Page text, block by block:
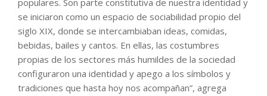
se iniciaron como un espacio de sociabilidad propio del
siglo XIX, donde se intercambiaban ideas, comidas,
bebidas, bailes y cantos. En ellas, las costumbres
propias de los sectores más humildes de la sociedad
configuraron una identidad y apego a los símbolos y
tradiciones que hasta hoy nos acompañan”, agrega